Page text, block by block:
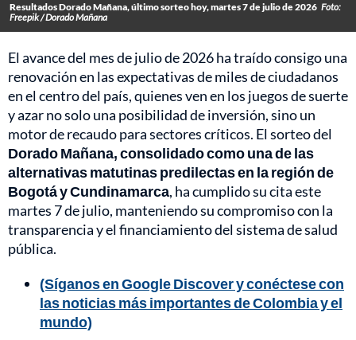
Resultados Dorado Mañana, último sorteo hoy, martes 7 de julio de 2026 Foto:
Freepik / Dorado Mañana
El avance del mes de julio de 2026 ha traído consigo una
renovación en las expectativas de miles de ciudadanos
en el centro del país, quienes ven en los juegos de suerte
y azar no solo una posibilidad de inversión, sino un
motor de recaudo para sectores críticos. El sorteo del
Dorado Mañana, consolidado como una de las
alternativas matutinas predilectas en la región de
Bogotá y Cundinamarca, ha cumplido su cita este
martes 7 de julio, manteniendo su compromiso con la
transparencia y el financiamiento del sistema de salud
pública.
(Síganos en Google Discover y conéctese con
las noticias más importantes de Colombia y el
mundo)